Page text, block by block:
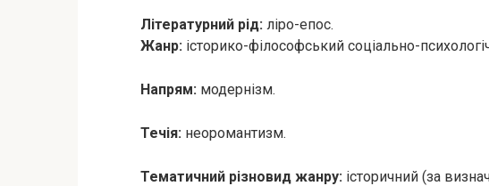
Літературний рід: ліро-епос.
Жанр: історико-філософський соціально-
Напрям: модернізм.
Течія: неоромантизм.
Тематичний різновид жанру: історичний (за